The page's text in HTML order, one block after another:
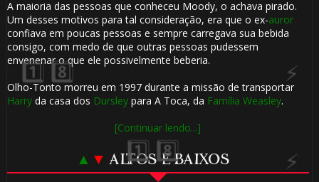
A maioria das pessoas que conheceu Moody, o achava pirado.
Um desses motivos para tal consideração, era que o ex-auror
confiava em poucas pessoas e sempre carregava sua bebida
consigo, com medo de que outras pessoas pudessem
envenenar o que ele possivelmente beberia.
Olho-Tonto morreu em 1997 durante a missão de transportar
Harryda casa dos Dursleypara A Toca, da Família Weasley.
[Continuar lendo...]
▲ ▼ ALTOS E BAIXOS
🎈
1️⃣ 8️⃣
🎈